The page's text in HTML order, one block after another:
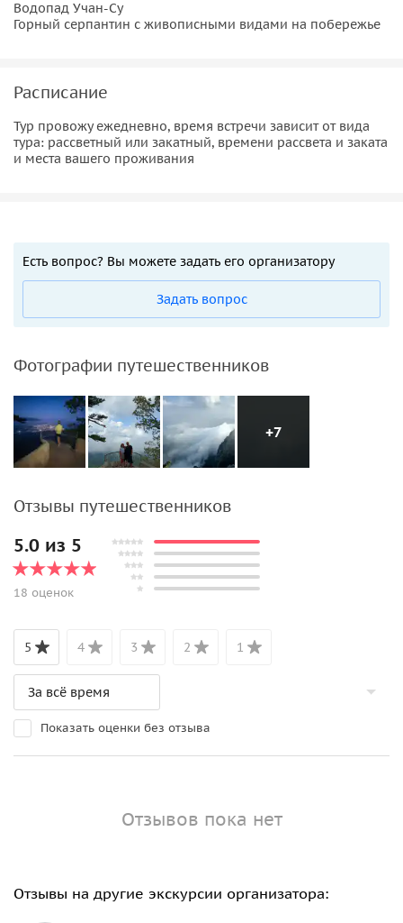
Водопад Учан-Су
Горный серпантин с живописными видами на побережье
Расписание
Тур провожу ежедневно, время встречи зависит от вида
тура: рассветный или закатный, времени рассвета и заката
и места вашего проживания
Есть вопрос? Вы можете задать его организатору
Задать вопрос
Фотографии путешественников
+7
Отзывы путешественников
5.0 из 5
18 оценок
5 4 3 2 1
Показать оценки без отзыва
Отзывов пока нет
Отзывы на другие экскурсии организатора: